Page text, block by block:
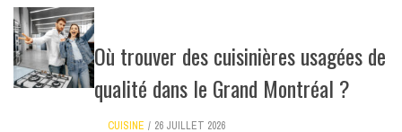
Où trouver des cuisinières usagées de
qualité dans le Grand Montréal ?
CUISINE 26 JUILLET 2026